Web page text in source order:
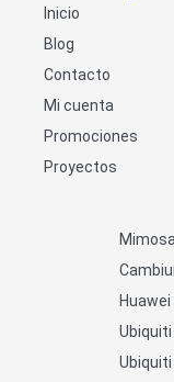
Inicio
Blog
Contacto
Mi cuenta
Promociones
Proyectos
Ubiquiti
Ubiquiti